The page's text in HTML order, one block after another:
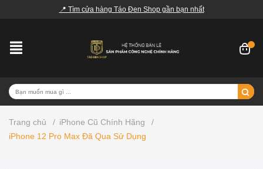
📍 Tìm cửa hàng Táo Đen Shop gần bạn nhất
Trang chủ / iPhone Cũ Chính Hãng
/
iPhone 12 Pro Max Đã Qua Sử Dụng